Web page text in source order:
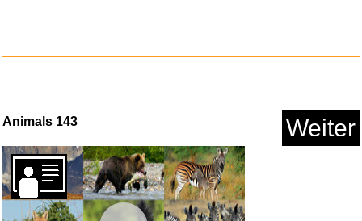
Animals 143 Weiter